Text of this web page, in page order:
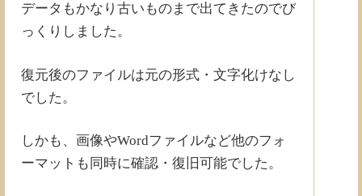
データもかなり古いものまで出てきたのでび
っくりしました。
復元後のファイルは元の形式・文字化けなし
でした。
しかも、画像やWordファイルなど他のフォ
ーマットも同時に確認・復旧可能でした。